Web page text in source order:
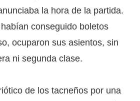
la hora de la partida.
conseguido boletos
ocuparon sus asientos, sin
ni segunda clase.
de los tacneños por una